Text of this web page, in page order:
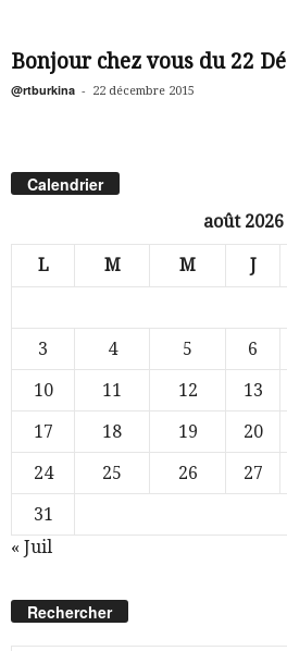
Bonjour chez vous du 22
@rtburkina - 22 décembre 2015
Calendrier
août 2026
L M M J
3
4 5 6
10
11 12 13
17
18 19 20
24
25 26 27
31
« Juil
Rechercher